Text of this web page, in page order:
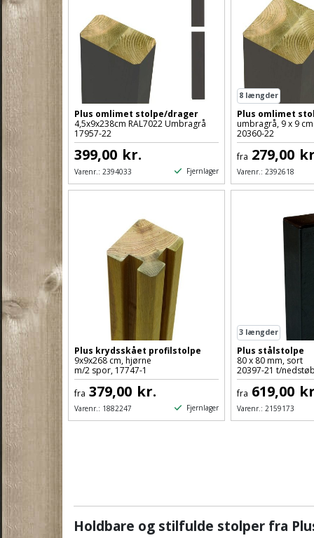
Plus omlimet stolpe/drager
4,5x9x238cm RAL7022 Umbragrå
17957-22
399,00 kr.
Varenr.: 2394033 Fjernlager
8 længder
Plus omlimet
umbragrå, 9 x 9 cm
20360-22
fra 279,00
Varenr.: 2392618
Plus krydsskået profilstolpe
9x9x268 cm, hjørne
m/2 spor, 17747-1
fra 379,00 kr.
Varenr.: 1882247 Fjernlager
3 længder
Plus stålstolpe
80 x 80 mm, sort
20397-21 t/
fra 619,00
Varenr.: 2159173
Holdbare og stilfulde stolper fra